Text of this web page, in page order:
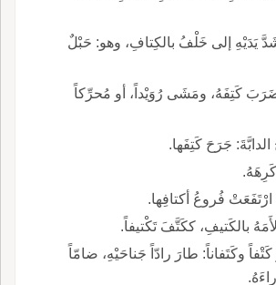
يَدَيْهِ إلى خَلْفُ بالكِتافِ، وهو: حَبْلٌ
كَتِفَهُ، ومَشَى رُوَيْداً، أو مُحرِّكاً
جَرَحَ كَتِفَها.
فُروعُ أكتافِها.
بالكَتيفِ، ككَتَّفَ تَكْتيفاً.
وكَتَفاناً: طارَ رادّاً جَناحَيْهِ، ضامّاً